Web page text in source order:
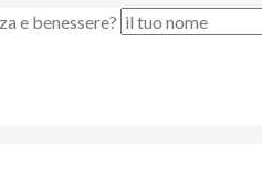
e benessere?